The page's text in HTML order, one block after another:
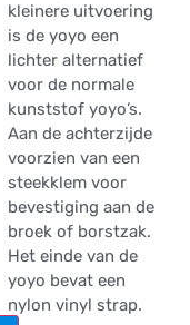
kleinere uitvoering
is de yoyo een
lichter alternatief
voor de normale
kunststof yoyo’s.
Aan de achterzijde
voorzien van een
steekklem voor
bevestiging aan de
broek of borstzak.
Het einde van de
yoyo bevat een
nylon vinyl strap.